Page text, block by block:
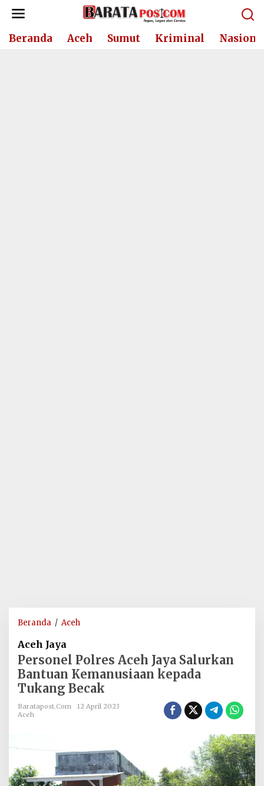
Lewati
konten
Beranda Aceh Sumut Kriminal
Beranda / Aceh
Jaya
Salurkan
Bantuan
kepada
Aceh Jaya
Personel Polres Aceh Jaya Salurkan
Bantuan Kemanusiaan kepada
Tukang Becak
Baratapost.com
12 April 2023
Aceh